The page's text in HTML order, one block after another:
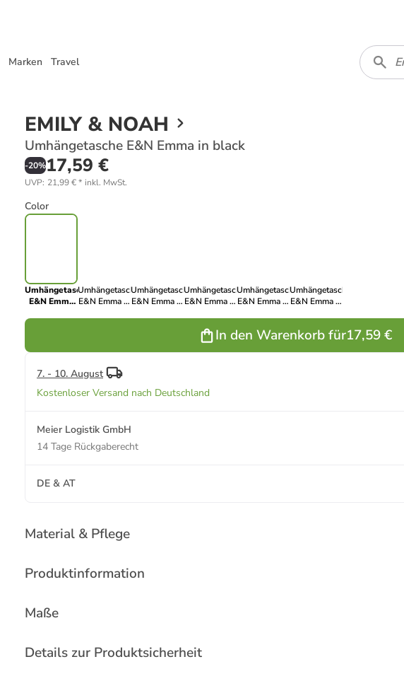
Marken Travel
EMILY & NOAH
Umhängetasche E&N Emma in black
-20%17,59 €
UVP: 21,99 €* inkl. MwSt.
Color
Umhängetasche
E&N Emma
Umhängetasche
E&N Emma in
Umhängetasche
E&N Emma in
Umhängetasche
E&N Emma in
Umhängetasche
E&N Emma in
Umhängetasche
E&N Emma in
In den Warenkorb für17,59 €
7. - 10. August
Kostenloser Versand nach Deutschland
Meier Logistik GmbH
14 Tage Rückgaberecht
DE & AT
Material & Pflege
Produktinformation
Maße
Details zur Produktsicherheit